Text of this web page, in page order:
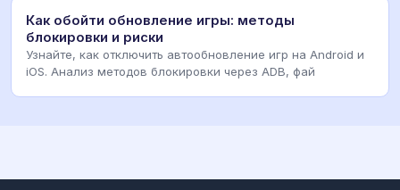
Как обойти обновление игры: методы
блокировки и риски
Узнайте, как отключить автообновление игр на Android и
iOS. Анализ методов блокировки через ADB, фай